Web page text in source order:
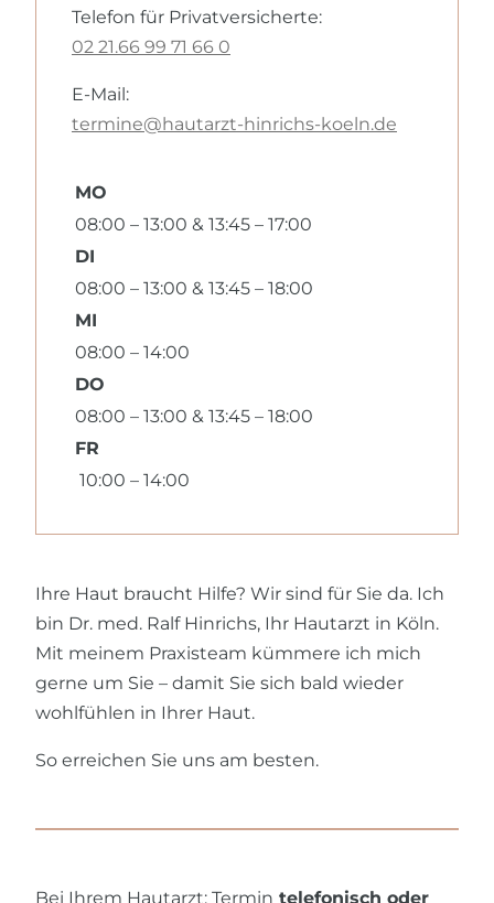
Telefon für Privatversicherte:
02 21.66 99 71 66 0
E-Mail:
termine@hautarzt-hinrichs-koeln.de
MO
08:00 – 13:00 & 13:45 – 17:00
DI
08:00 – 13:00 & 13:45 – 18:00
MI
08:00 – 14:00
DO
08:00 – 13:00 & 13:45 – 18:00
FR
10:00 – 14:00
Ihre Haut braucht Hilfe? Wir sind für Sie da. Ich
bin Dr. med. Ralf Hinrichs, Ihr Hautarzt in Köln.
Mit meinem Praxisteam kümmere ich mich
gerne um Sie – damit Sie sich bald wieder
wohlfühlen in Ihrer Haut.
So erreichen Sie uns am besten.
Bei Ihrem Hautarzt: Termin telefonisch oder